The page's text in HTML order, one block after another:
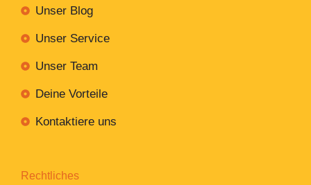
Unser Blog
Unser Service
Unser Team
Deine Vorteile
Kontaktiere uns
Rechtliches